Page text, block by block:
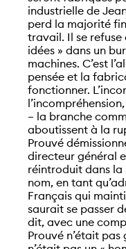
industrielle de
perd la majorité
travail. Il se refuse
idées » dans un
machines. C’est
pensée et la
fonctionner.
– la branche
aboutissent à la
Prouvé
directeur général
réintroduit dans
nom, en tant
Français qui
saurait se passer
dit, avec une
Prouvé n’était